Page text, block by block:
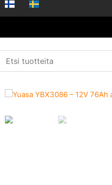
Etusivu Ajoneuvotarvikkeet
/ Yuasa YBX3086 – 12V 76Ah